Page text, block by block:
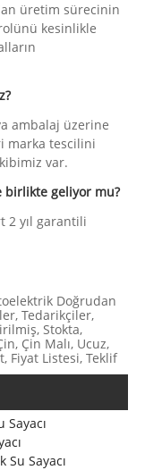
üretim sürecinin
kesinlikle
ambalaj üzerine
marka tescilini
var.
birlikte geliyor mu?
2 yıl garantili
Doğrudan
Tedarikçiler,
Stokta,
Çin Malı, Ucuz,
Fiyat Listesi, Teklif
Sayacı
Su Sayacı